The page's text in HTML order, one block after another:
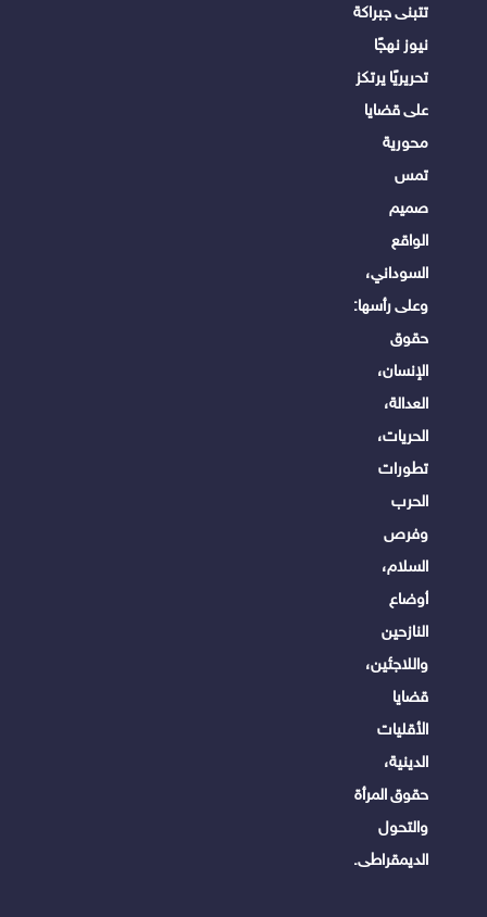
تتبنى جبراكة
نيوز نهجًا
تحريريًا يرتكز
على قضايا
محورية
تمس
صميم
الواقع
السوداني،
وعلى رأسها:
حقوق
الإنسان،
العدالة،
الحريات،
تطورات
الحرب
وفرص
السلام،
أوضاع
النازحين
واللاجئين،
قضايا
الأقليات
الدينية،
حقوق المرأة
والتحول
الديمقراطى.